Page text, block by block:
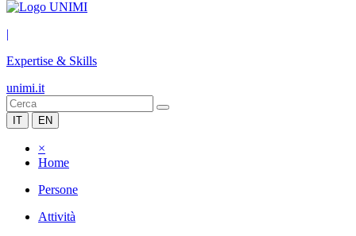
|
Expertise & Skills
unimi.it
IT EN
×
Home
Persone
Attività